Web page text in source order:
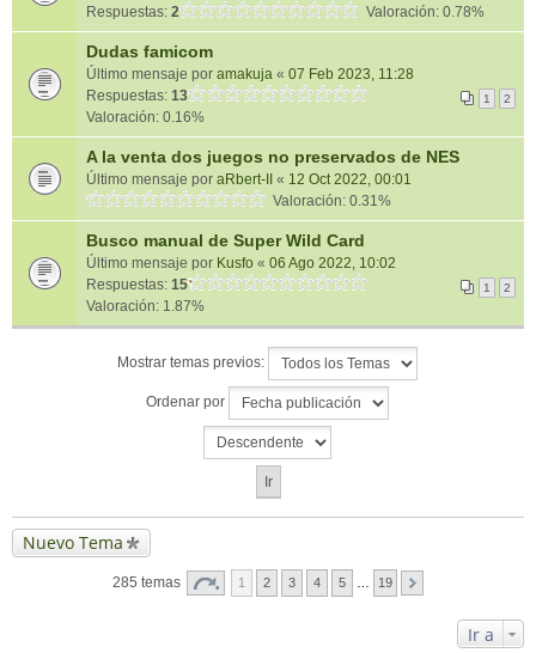
Respuestas: 2 Valoración: 0.78%
Dudas famicom
Último mensaje por amakuja « 07 Feb 2023, 11:28
Respuestas: 13 1 2
Valoración: 0.16%
A la venta dos juegos no preservados de NES
Último mensaje por aRbert-II « 12 Oct 2022, 00:01
Valoración: 0.31%
Busco manual de Super Wild Card
Último mensaje por Kusfo « 06 Ago 2022, 10:02
Respuestas: 15 1 2
Valoración: 1.87%
Mostrar temas previos:
Ordenar por
Nuevo Tema
285 temas 1 2 3 4 5 19
Ir a